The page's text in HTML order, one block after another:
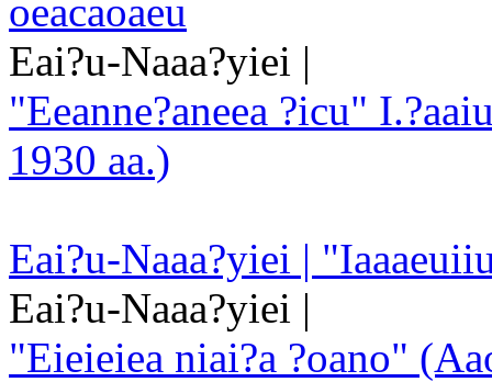
oeacaoaeu
Eai?u-Naaa?yiei |
"Eeanne?aneea ?icu"
1930 aa.)
Eai?u-Naaa?yiei |
Eai?u-Naaa?yiei |
"Eieieiea niai?a ?oano"